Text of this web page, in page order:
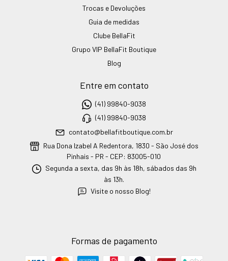
Trocas e Devoluções
Guia de medidas
Clube BellaFit
Grupo VIP BellaFit Boutique
Blog
Entre em contato
(41) 99840-9038
(41) 99840-9038
contato@bellafitboutique.com.br
Rua Dona Izabel A Redentora, 1830 - São José dos
Pinhais - PR - CEP: 83005-010
Segunda a sexta, das 9h às 18h, sábados das 9h
às 13h.
Visite o nosso Blog!
Formas de pagamento